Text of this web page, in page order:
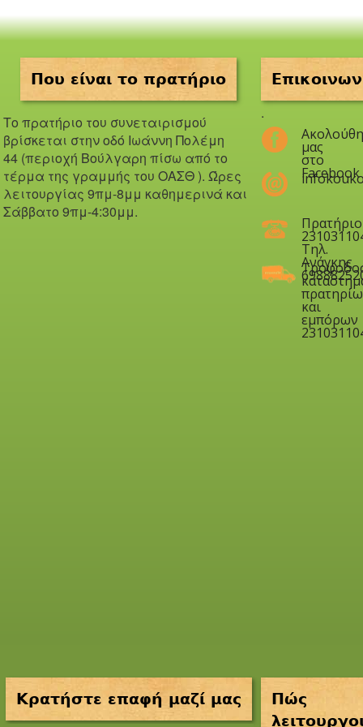
Που είναι το πρατήριο
Το πρατήριο του συνεταιρισμού
βρίσκεται στην οδό Iωάννη Πολέμη
44 (περιοχή Βούλγαρη πίσω από το
τέρμα της γραμμής του ΟΑΣΘ ). Ώρες
λειτουργίας 9πμ-8μμ καθημερινά και
Σάββατο 9πμ-4:30μμ.
.
μας
στο
Facebook
Πρατήριο
Τηλ.
Ανάγκης
και
εμπόρων
Κρατήστε επαφή μαζί μας
Πώς